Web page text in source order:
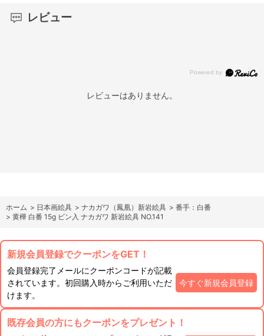
レビュー
レビューはありません。
ホーム > 日本画絵具 > ナカガワ（鳳凰）新岩絵具 > 番手：白番
> 黄樺 白番 15g ビン入 ナカガワ 新岩絵具 NO.141
新規会員登録でクーポンをGET！
会員登録完了メールにクーポンコードが記載
されています。初回購入時からご利用いただ
けます。
今すぐ新規会員登録
既存会員の方にもクーポンをプレゼント！